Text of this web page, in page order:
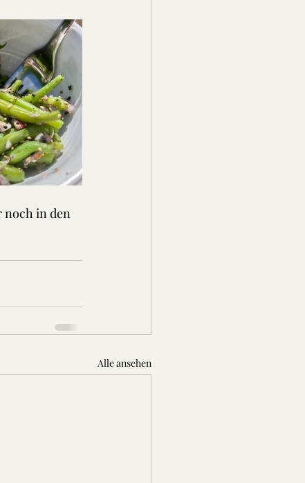
noch in den
Alle ansehen